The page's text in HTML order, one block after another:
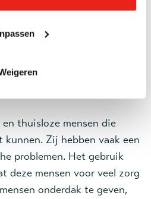
Middelengebruik
thuisloze mensen die
kunnen. Zij hebben vaak een
problemen. Het gebruik
deze mensen voor veel zorg
onderdak te geven,